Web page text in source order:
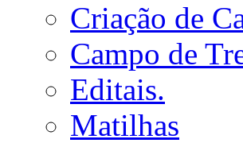
Criação de
Campo de
Editais.
Matilhas